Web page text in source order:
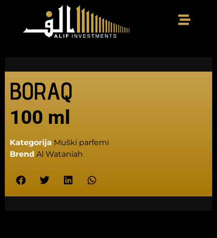
BORAQ
100 ml
Kategorija Muški parfemi
Brend Al Wataniah